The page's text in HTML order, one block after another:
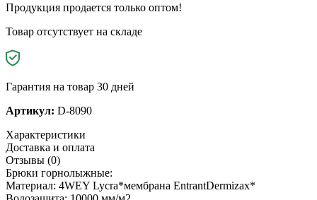
Продукция продается только оптом!
Товар отсутствует на складе
Гарантия на товар 30 дней
Артикул: D-8090
Характеристики
Доставка и оплата
Отзывы (0)
Брюки горнолыжные:
Материал: 4WEY Lycra*мембрана EntrantDermizax*